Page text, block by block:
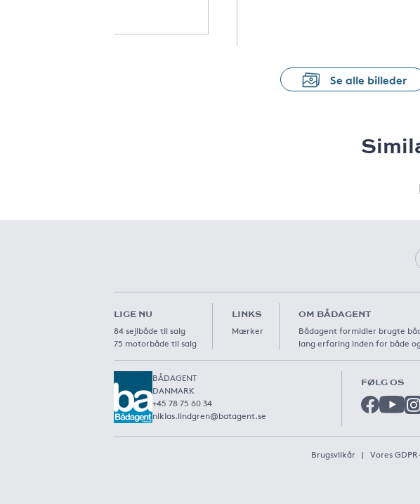
Se alle billeder
LIGE NU
84 sejlbåde til salg
75 motorbåde til salg
LINKS
Mærker
OM BÅDAGENT
Bådagent formidler brugte
lang erfaring inden for både
BÅDAGENT
DANMARK
+45 78 75 60 34
niklas.lindgren@batagent.se
FØLG OS
Brugsvilkår | Vores